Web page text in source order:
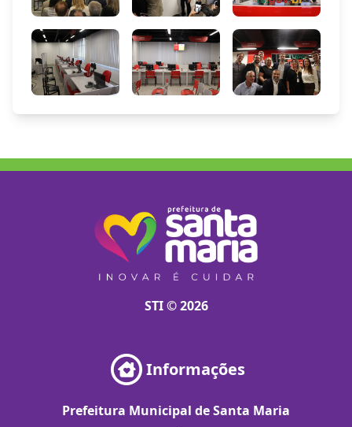
STI © 2026
Informações
Prefeitura Municipal de Santa Maria